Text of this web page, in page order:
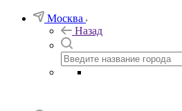
Москва
Назад